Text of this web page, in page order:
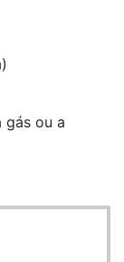
gás ou a